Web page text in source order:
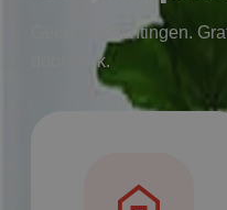
Geen verplichtingen.
door Bolk.